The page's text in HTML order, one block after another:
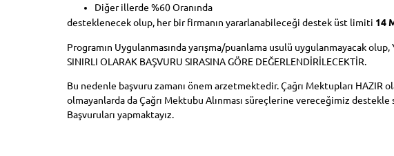
Diğer illerde %60 Oranında
desteklenecek olup, her bir firmanın yararlanabileceği destek üst limiti 14
Programın Uygulanmasında yarışma/puanlama usulü uygulanmayacak olup,
SINIRLI OLARAK BAŞVURU SIRASINA GÖRE DEĞERLENDİRİLECEKTİR.
Bu nedenle başvuru zamanı önem arzetmektedir. Çağrı Mektupları HAZIR
olmayanlarda da Çağrı Mektubu Alınması süreçlerine vereceğimiz destekle
Başvuruları yapmaktayız.